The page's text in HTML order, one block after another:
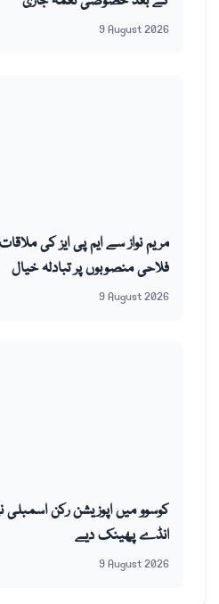
9 August 2026
مریم نواز سے ایم پی ایز کی
فلاحی منصوبوں پر تبادلہ خیال
9 August 2026
کوسوو میں اپوزیشن رکن اسمبلی
انڈے پھینک دیے
9 August 2026